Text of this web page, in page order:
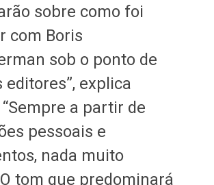
sobre como foi
com Boris
sob o ponto de
editores”, explica
a partir de
pessoais e
nada muito
tom que predominará